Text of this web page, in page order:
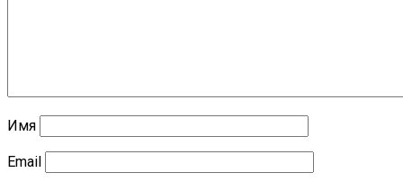
Имя
Email